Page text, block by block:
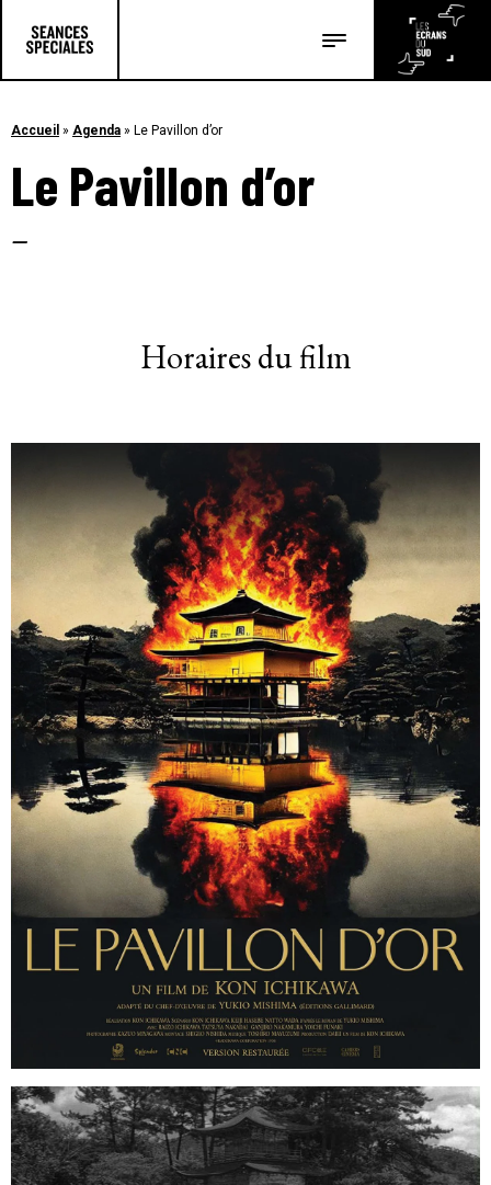
Les articles
Accueil » Agenda » Le Pavillon d’or
Le Pavillon d’or
–
Horaires du film